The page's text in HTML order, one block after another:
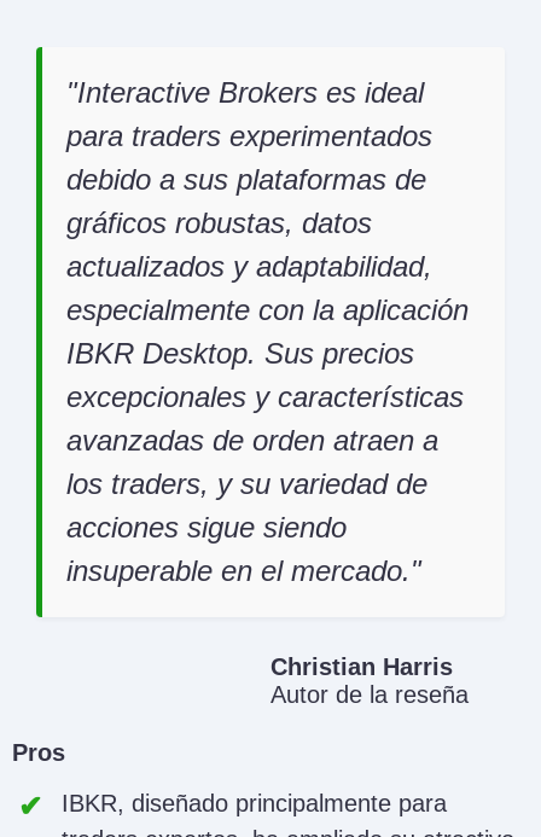
Interactive Brokers es ideal
para traders experimentados
debido a sus plataformas de
gráficos robustas, datos
actualizados y adaptabilidad,
especialmente con la aplicación
IBKR Desktop. Sus precios
excepcionales y características
avanzadas de orden atraen a
los traders, y su variedad de
acciones sigue siendo
insuperable en el mercado.
Christian Harris
Autor de la reseña
Pros
IBKR, diseñado principalmente para